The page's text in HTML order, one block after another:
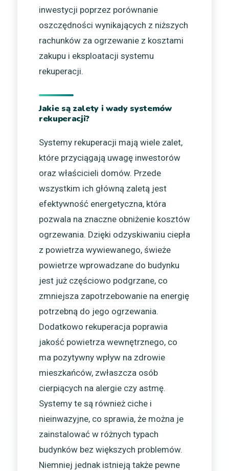
inwestycji poprzez porównanie
oszczędności wynikających z niższych
rachunków za ogrzewanie z kosztami
zakupu i eksploatacji systemu
rekuperacji.
Jakie są zalety i wady systemów
rekuperacji?
Systemy rekuperacji mają wiele zalet,
które przyciągają uwagę inwestorów
oraz właścicieli domów. Przede
wszystkim ich główną zaletą jest
efektywność energetyczna, która
pozwala na znaczne obniżenie kosztów
ogrzewania. Dzięki odzyskiwaniu ciepła
z powietrza wywiewanego, świeże
powietrze wprowadzane do budynku
jest już częściowo podgrzane, co
zmniejsza zapotrzebowanie na energię
potrzebną do jego ogrzewania.
Dodatkowo rekuperacja poprawia
jakość powietrza wewnętrznego, co
ma pozytywny wpływ na zdrowie
mieszkańców, zwłaszcza osób
cierpiących na alergie czy astmę.
Systemy te są również ciche i
nieinwazyjne, co sprawia, że można je
zainstalować w różnych typach
budynków bez większych problemów.
Niemniej jednak istnieją także pewne